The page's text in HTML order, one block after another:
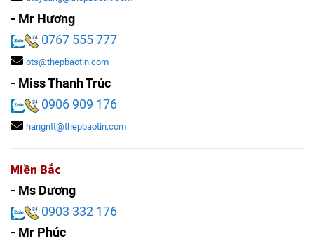
- Mr Hương
0767 555 777
bts@thepbaotin.com
- Miss Thanh Trúc
0906 909 176
hangntt@thepbaotin.com
Miền Bắc
- Ms Dương
0903 332 176
- Mr Phúc